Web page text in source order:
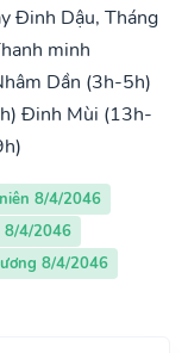
Đinh Dậu, Tháng
minh
Dần (3h-5h)
Đinh Mùi (13h-
8/4/2046
8/4/2046
8/4/2046